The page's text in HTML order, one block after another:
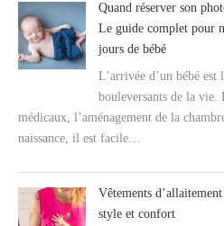
Quand réserver son
Le guide complet pour
jours de bébé
L’arrivée d’un bébé est
bouleversants de la vie.
médicaux, l’aménagement de la
naissance, il est facile…
Vêtements
style et confort